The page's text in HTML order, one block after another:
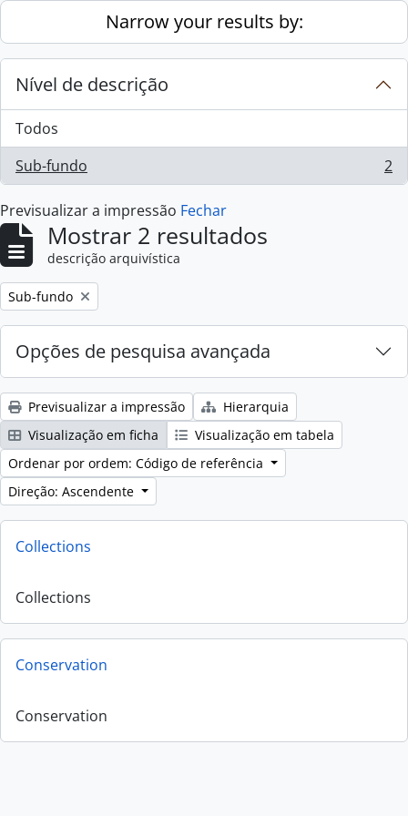
Skip to main contentNarrow your results by:
Nível de descrição
Todos
Sub-fundo
, 2 resultados 2
Previsualizar a impressão Fechar
Mostrar 2 resultados
descrição arquivística
Remove filter:
Sub-fundo
Opções de pesquisa avançada
Previsualizar a impressão
Hierarquia
Visualização em ficha
Visualização em tabela
Ordenar por ordem: Código de referência
Direção: Ascendente
Collections
Collections
Conservation
Conservation